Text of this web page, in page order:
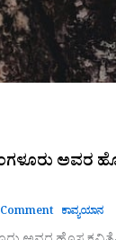
ಅವರ
ಕಾವ್ಯಯಾನ